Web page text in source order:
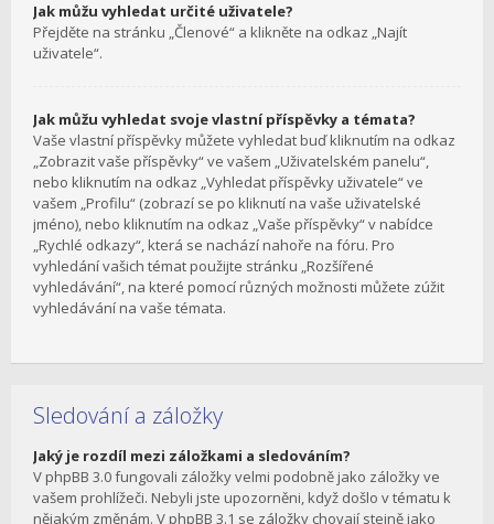
Jak můžu vyhledat určité uživatele?
Přejděte na stránku „Členové“ a klikněte na odkaz „Najít
uživatele“.
Jak můžu vyhledat svoje vlastní příspěvky a témata?
Vaše vlastní příspěvky můžete vyhledat buď kliknutím na odkaz
„Zobrazit vaše příspěvky“ ve vašem „Uživatelském panelu“,
nebo kliknutím na odkaz „Vyhledat příspěvky uživatele“ ve
vašem „Profilu“ (zobrazí se po kliknutí na vaše uživatelské
jméno), nebo kliknutím na odkaz „Vaše příspěvky“ v nabídce
„Rychlé odkazy“, která se nachází nahoře na fóru. Pro
vyhledání vašich témat použijte stránku „Rozšířené
vyhledávání“, na které pomocí různých možnosti můžete zúžit
vyhledávání na vaše témata.
Sledování a záložky
Jaký je rozdíl mezi záložkami a sledováním?
V phpBB 3.0 fungovali záložky velmi podobně jako záložky ve
vašem prohlížeči. Nebyli jste upozorněni, když došlo v tématu k
nějakým změnám. V phpBB 3.1 se záložky chovají stejně jako